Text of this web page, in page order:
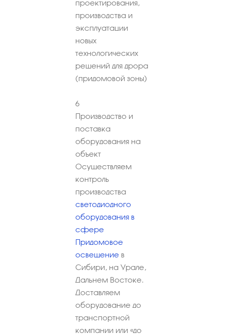
проектирования,
производства и
эксплуатации
новых
технологических
решений для дрора
(придомовой зоны)
6
Производство и
поставка
оборудования на
объект
Осуществляем
контроль
производства
светодиодного
оборудования в
сфере
Придомовое
освещение в
Сибири, на Урале,
Дальнем Востоке.
Доставляем
оборудование до
транспортной
компании или «до